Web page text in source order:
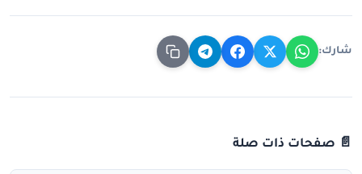
شارك:
📄 صفحات ذات صلة